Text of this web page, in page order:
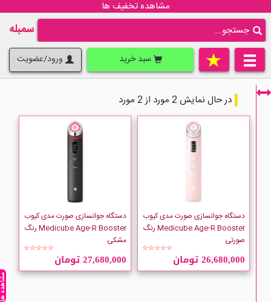
مشاهده تخفیف ها
سمبله
سبد خرید ورود/عضویت
فقط نمایش کالاهای موجود
Medicube
در حال نمایش 2 مورد از 2 مورد
دستگاه جوانسازی صورت مدی کیوب
Medicube Age-R Booster رنگ
صورتی
☆☆☆☆☆
26,680,000 تومان
دستگاه جوانسازی صورت مدی کیوب
Medicube Age-R Booster رنگ
مشکی
☆☆☆☆☆
27,680,000 تومان